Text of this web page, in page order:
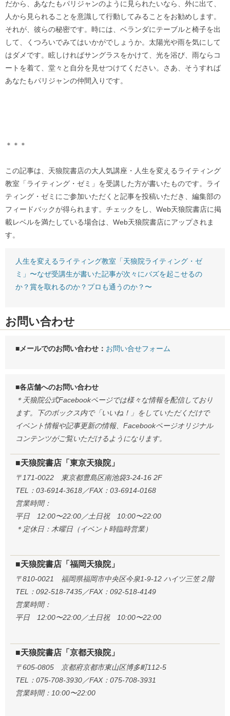
だから、あなたもパリジャンのように見られたいなら、外に出て、
人から見られることを意識して行動してみることをお勧めします。
それが、彼らの秘密です。時には、ベランダにテーブルと椅子を出
して、くつろいでみてはいかがでしょうか。太陽光や雨を気にして
はダメです。眩しければサングラスをかけて、光を浴び、雨ならコ
ートを着て、堂々と自分を見せつけてください。さあ、そうすれば
あなたもパリジャンの仲間入りです。
＊＊＊
この記事は、天狼院書店の大人気講座・人生を変えるライティング
教室「ライティング・ゼミ」を受講した方が書いたものです。ライ
ティング・ゼミにご参加いただくと記事を投稿いただき、編集部の
フィードバックが得られます。チェックをし、Web天狼院書店に掲
載レベルを満たしている場合は、Web天狼院書店にアップされま
す。
人生を変えるライティング教室「天狼院ライティング・ゼ
ミ」〜なぜ受講生が書いた記事が次々にバズを起こせるの
か？賞を取れるのか？プロも通うのか？〜
お問い合わせ
■メールでのお問い合わせ： お問い合せフォーム
■各店舗へのお問い合わせ
＊天狼院公式Facebookページでは様々な情報を配信しており
ます。下のボックス内で「いいね！」をしていただくだけで
イベント情報や記事更新の情報、Facebookページオリジナル
コンテンツがご覧いただけるようになります。
■天狼院書店「東京天狼院」
〒171-0022 東京都豊島区南池袋3-24-16 2F
TEL：03-6914-3618／FAX：03-6914-0168
営業時間：
平日 12:00〜22:00／土日祝 10:00〜22:00
＊定休日：木曜日（イベント時臨時営業）
■天狼院書店「福岡天狼院」
〒810-0021 福岡県福岡市中央区今泉1-9-12 ハイツ三笠２階
TEL：092-518-7435／FAX：092-518-4149
営業時間：
平日 12:00〜22:00／土日祝 10:00〜22:00
■天狼院書店「京都天狼院」
〒605-0805 京都府京都市東山区博多町112-5
TEL：075-708-3930／FAX：075-708-3931
営業時間：10:00〜22:00